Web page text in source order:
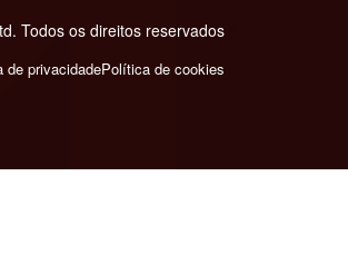
Todos os direitos reservados
de privacidadePolítica de cookies